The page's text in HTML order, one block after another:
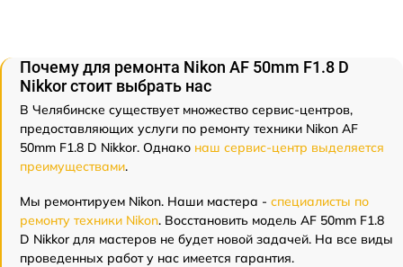
Почему для ремонта Nikon AF 50mm F1.8 D
Nikkor стоит выбрать нас
В Челябинске существует множество сервис-центров,
предоставляющих услуги по ремонту техники Nikon AF
50mm F1.8 D Nikkor. Однако наш сервис-центр выделяется
преимуществами.
Мы ремонтируем Nikon. Наши мастера - специалисты по
ремонту техники Nikon. Восстановить модель AF 50mm F1.8
D Nikkor для мастеров не будет новой задачей. На все виды
проведенных работ у нас имеется гарантия.